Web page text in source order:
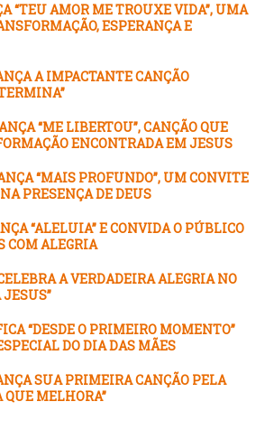
“TEU AMOR ME TROUXE VIDA”, UMA
ESPERANÇA E
A IMPACTANTE CANÇÃO
“ME LIBERTOU”, CANÇÃO QUE
ENCONTRADA EM JESUS
“MAIS PROFUNDO”, UM CONVITE
PRESENÇA DE DEUS
“ALELUIA” E CONVIDA O PÚBLICO
COM ALEGRIA
A VERDADEIRA ALEGRIA NO
JESUS”
“DESDE O PRIMEIRO MOMENTO”
DO DIA DAS MÃES
SUA PRIMEIRA CANÇÃO PELA
QUE MELHORA”